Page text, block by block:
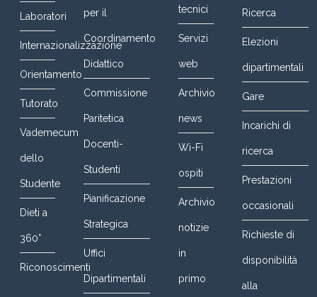
Laboratori
Internazionalizzazione
Orientamento
Tutorato
Vademecum
dello
Studente
Dieti a
360°
Riconoscimenti
per il
Coordinamento
Didattico
Commissione
Paritetica
Docenti-
Studenti
Pianificazione
Strategica
Uffici
Dipartimentali
tecnici
Servizi
web
Archivio
news
Wi-Fi
ospiti
Archivio
notizie
in
primo
Ricerca
Elezioni
dipartimentali
Gare
Incarichi di
ricerca
Prestazioni
occasionali
Richieste di
disponibilità
alla